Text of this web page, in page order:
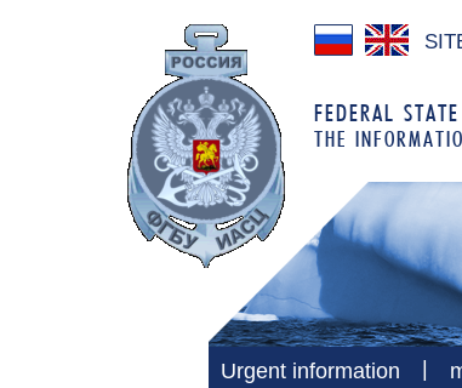
FEDERAL
THE
Urgent information